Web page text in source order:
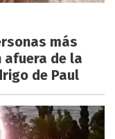
más
de la
de Paul